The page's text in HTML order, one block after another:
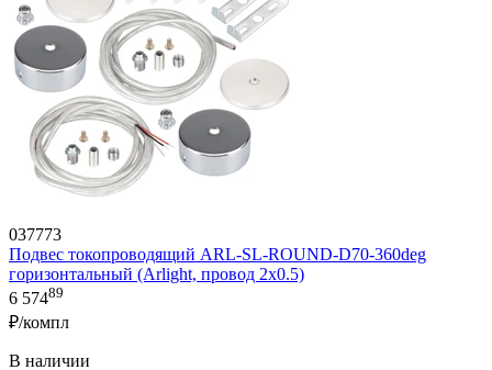
037773
Подвес токопроводящий ARL-SL-ROUND-D70-360deg
горизонтальный (Arlight, провод 2x0.5)
6 57489
₽/компл
В наличии